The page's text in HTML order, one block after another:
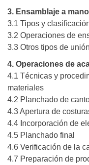
3. Ensamblaje a
3.1 Tipos y
3.2 Operaciones de
3.3 Otros tipos de unión
4. Operaciones de
4.1 Técnicas y
materiales
4.2 Planchado de
4.3 Apertura de
4.4 Incorporación de
4.5 Planchado final
4.6 Verificación de la
4.7 Preparación de